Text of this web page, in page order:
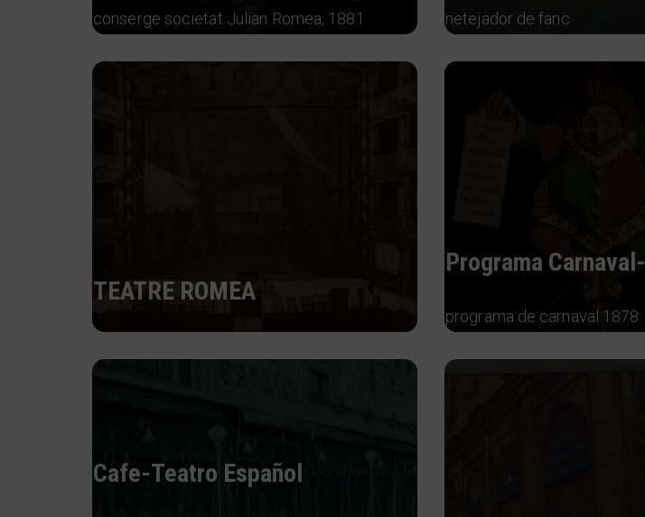
conserge societat Julian Romea, 1881
netejador de fanc
TEATRE ROMEA
Programa Carnaval-
programa de carnaval 1878
Cafe-Teatro Español